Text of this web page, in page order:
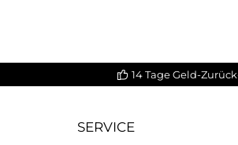
14 Tage Geld-
SERVICE